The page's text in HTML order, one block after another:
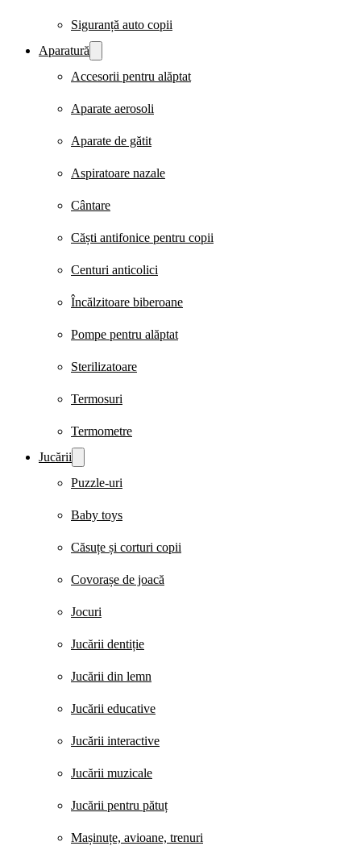
Siguranță auto copii
Aparatură
Accesorii pentru alăptat
Aparate aerosoli
Aparate de gătit
Aspiratoare nazale
Cântare
Căști antifonice pentru copii
Centuri anticolici
Încălzitoare biberoane
Pompe pentru alăptat
Sterilizatoare
Termosuri
Termometre
Jucării
Puzzle-uri
Baby toys
Căsuțe și corturi copii
Covorașe de joacă
Jocuri
Jucării dentiție
Jucării din lemn
Jucării educative
Jucării interactive
Jucării muzicale
Jucării pentru pătuț
Mașinuțe, avioane, trenuri